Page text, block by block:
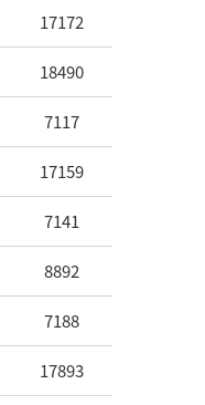
17172
18490
7117
17159
7141
8892
7188
17893